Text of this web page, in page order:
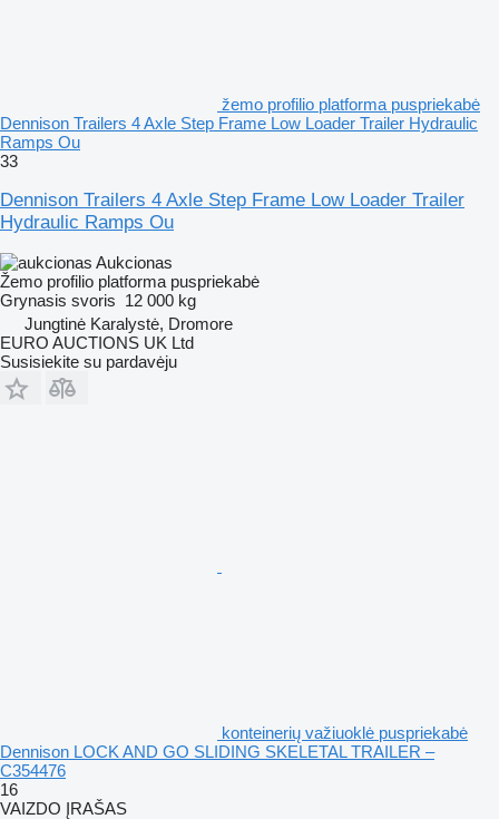
žemo profilio platforma puspriekabė
Dennison Trailers 4 Axle Step Frame Low Loader Trailer Hydraulic
Ramps Ou
33
Dennison Trailers 4 Axle Step Frame Low Loader Trailer
Hydraulic Ramps Ou
Aukcionas
Žemo profilio platforma puspriekabė
Grynasis svoris 12 000 kg
Jungtinė Karalystė, Dromore
EURO AUCTIONS UK Ltd
Susisiekite su pardavėju
konteinerių važiuoklė puspriekabė
Dennison LOCK AND GO SLIDING SKELETAL TRAILER –
C354476
16
VAIZDO ĮRAŠAS